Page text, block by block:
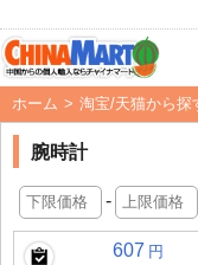
ホーム > 淘宝/天猫から探
腕時計
-
607 円